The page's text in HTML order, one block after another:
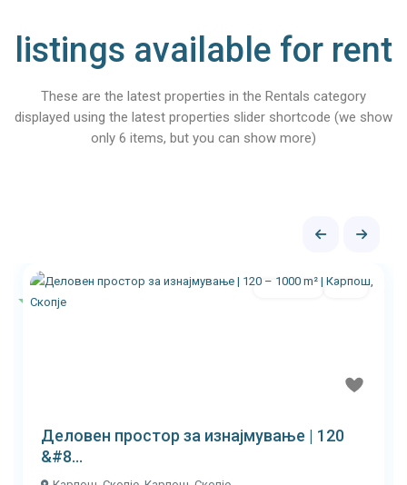
listings available for rent
These are the latest properties in the Rentals category
displayed using the latest properties slider shortcode (we show
only 6 items, but you can show more)
Се издава Ново
Истакнати
Деловен простор за изнајмување | 120
&#8...